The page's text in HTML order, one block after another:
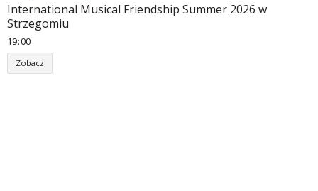
International Musical Friendship Summer 2026 w
Strzegomiu
19:00
Zobacz